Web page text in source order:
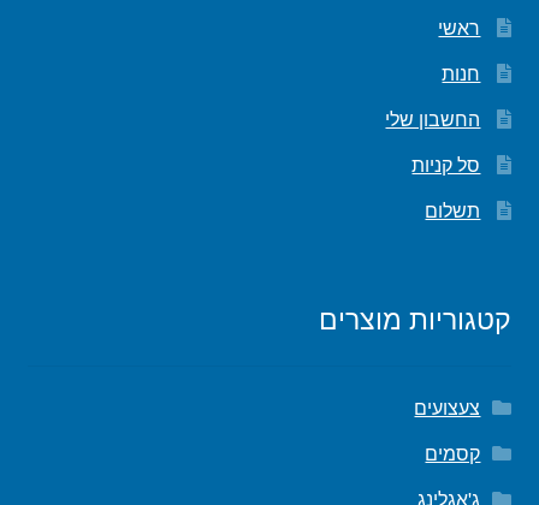
ראשי
חנות
החשבון שלי
סל קניות
תשלום
קטגוריות מוצרים
צעצועים
קסמים
ג'אגלינג